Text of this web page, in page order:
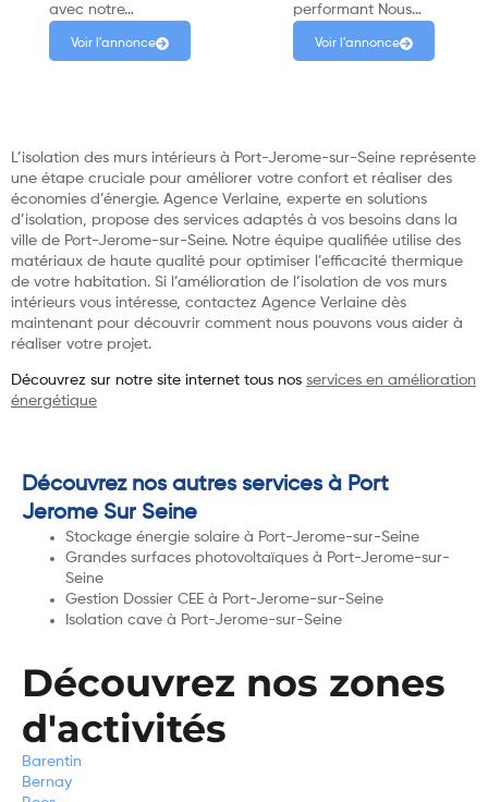
avec notre…
Voir l'annonce
performant Nous…
Voir l'annonce
L’isolation des murs intérieurs à Port-Jerome-sur-Seine représente
une étape cruciale pour améliorer votre confort et réaliser des
économies d’énergie. Agence Verlaine, experte en solutions
d’isolation, propose des services adaptés à vos besoins dans la
ville de Port-Jerome-sur-Seine. Notre équipe qualifiée utilise des
matériaux de haute qualité pour optimiser l’efficacité thermique
de votre habitation. Si l’amélioration de l’isolation de vos murs
intérieurs vous intéresse, contactez Agence Verlaine dès
maintenant pour découvrir comment nous pouvons vous aider à
réaliser votre projet.
Découvrez sur notre site internet tous nos services en amélioration
énergétique
Découvrez nos autres services à Port
Jerome Sur Seine
Stockage énergie solaire à Port-Jerome-sur-Seine
Grandes surfaces photovoltaïques à Port-Jerome-sur-
Seine
Gestion Dossier CEE à Port-Jerome-sur-Seine
Isolation cave à Port-Jerome-sur-Seine
Découvrez nos zones
d'activités
Barentin
Bernay